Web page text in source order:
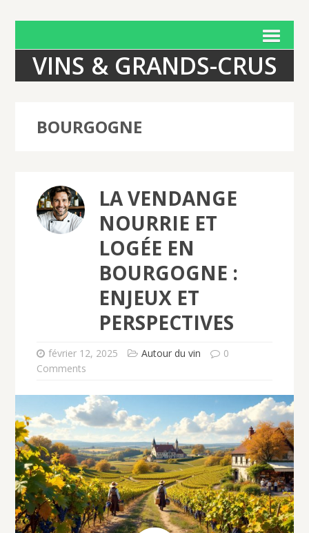
VINS & GRANDS-CRUS
BOURGOGNE
LA VENDANGE
NOURRIE ET
LOGÉE EN
BOURGOGNE :
ENJEUX ET
PERSPECTIVES
février 12, 2025 Autour du vin
0
Comments